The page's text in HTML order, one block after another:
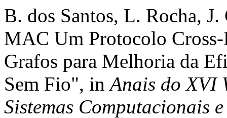
B. dos Santos, L. Rocha,
MAC Um Protocolo Cross-
Grafos para Melhoria da
Sem Fio", inAnais do XVI
Sistemas Computacionais